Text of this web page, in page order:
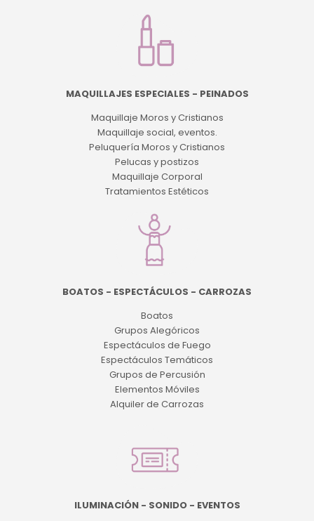
MAQUILLAJES ESPECIALES - PEINADOS
Maquillaje Moros y Cristianos
Maquillaje social, eventos.
Peluquería Moros y Cristianos
Pelucas y postizos
Maquillaje Corporal
Tratamientos Estéticos
BOATOS - ESPECTÁCULOS - CARROZAS
Boatos
Grupos Alegóricos
Espectáculos de Fuego
Espectáculos Temáticos
Grupos de Percusión
Elementos Móviles
Alquiler de Carrozas
ILUMINACIÓN - SONIDO - EVENTOS